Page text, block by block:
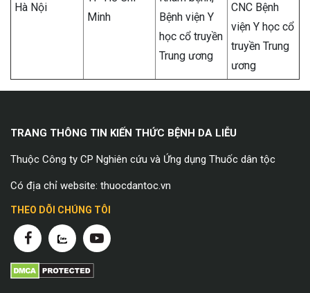
Hà Nội
Minh
Bệnh viện Y
học cổ truyền
Trung ương
CNC Bệnh
viện Y học cổ
truyền Trung
ương
TRANG THÔNG TIN KIẾN THỨC BỆNH DA LIỄU
Thuộc Công ty CP Nghiên cứu và Ứng dụng Thuốc dân tộc
Có địa chỉ website: thuocdantoc.vn
THEO DÕI CHÚNG TÔI